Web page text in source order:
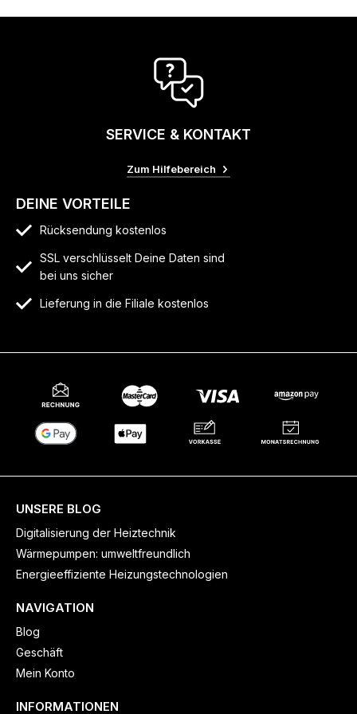
SERVICE & KONTAKT
Zum Hilfebereich
DEINE VORTEILE
Rücksendung kostenlos
SSL verschlüsselt Deine Daten sind
bei uns sicher
Lieferung in die Filiale kostenlos
UNSERE BLOG
Digitalisierung der Heiztechnik
Wärmepumpen: umweltfreundlich
Energieeffiziente Heizungstechnologien
NAVIGATION
Blog
Geschäft
Mein Konto
INFORMATIONEN